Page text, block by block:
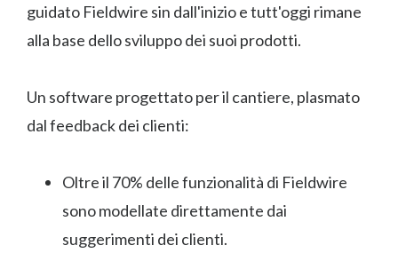
guidato Fieldwire sin dall'inizio e tutt'oggi rimane
alla base dello sviluppo dei suoi prodotti.
Un software progettato per il cantiere, plasmato
dal feedback dei clienti:
Oltre il 70% delle funzionalità di Fieldwire
sono modellate direttamente dai
suggerimenti dei clienti.